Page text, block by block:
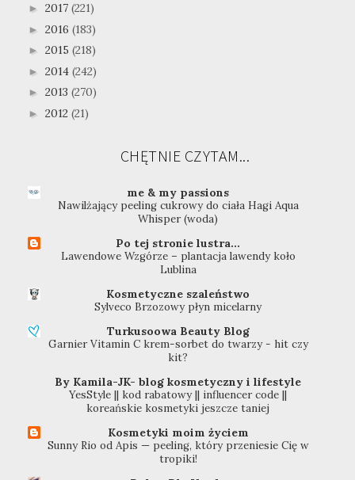
► 2017 (221)
► 2016 (183)
► 2015 (218)
► 2014 (242)
► 2013 (270)
► 2012 (21)
CHĘTNIE CZYTAM...
me & my passions
Nawilżający peeling cukrowy do ciała Hagi Aqua
Whisper (woda)
Po tej stronie lustra...
Lawendowe Wzgórze – plantacja lawendy koło
Lublina
Kosmetyczne szaleństwo
Sylveco Brzozowy płyn micelarny
Turkusoowa Beauty Blog
Garnier Vitamin C krem-sorbet do twarzy - hit czy
kit?
By Kamila-JK- blog kosmetyczny i lifestyle
YesStyle || kod rabatowy || influencer code ||
koreańskie kosmetyki jeszcze taniej
Kosmetyki moim życiem
Sunny Rio od Apis — peeling, który przeniesie Cię w
tropiki!